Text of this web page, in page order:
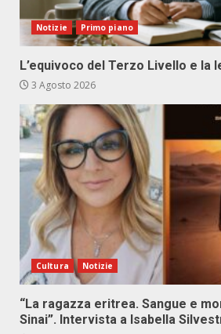
Notizie Primo piano
L’equivoco del Terzo Livello e la
3 Agosto 2026
Cultura Notizie
“La ragazza eritrea. Sangue e
Sinai”. Intervista a Isabella